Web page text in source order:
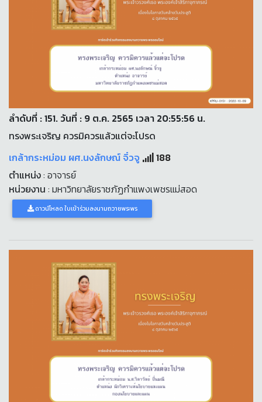
ลำดับที่ : 151. วันที่ : 9 ต.ค. 2565 เวลา 20:55:56 น.
ทรงพระเจริญ ควรมิควรแล้วแต่จะโปรด
เกล้ากระหม่อม ผศ.นงลักษณ์ จิ๋วจู
188
ตำแหน่ง: อาจารย์
หน่วยงาน : มหาวิทยาลัยราชภัฏกำแพงเพชรแม่สอด
ดาวน์โหลด ใบเข้าร่วมลงนามถวายพระพร